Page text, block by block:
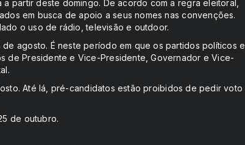
partir deste domingo. De acordo com a regra eleitoral,
em busca de apoio a seus nomes nas convenções.
o uso de rádio, televisão e outdoor.
agosto. É neste período em que os partidos políticos e
de Presidente e Vice-Presidente, Governador e Vice-
Até lá, pré-candidatos estão proibidos de pedir voto
de outubro.